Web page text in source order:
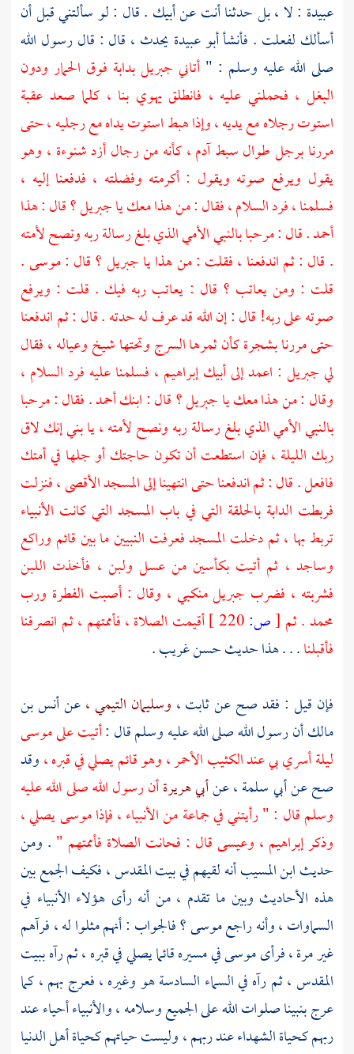
عبيدة : لا ، بل حدثنا أنت عن أبيك . قال : لو سألتني قبل أن
أسألك لفعلت . فأنشأأبو عبيدة يحدث ، قال : قال رسول الله
صلى الله عليه وسلم : " أتاني جبريلبدابة فوق الحمار ودون
البغل ، فحملني عليه ، فانطلق يهوي بنا ، كلما صعد عقبة
استوت رجلاه مع يديه ، وإذا هبط استوت يداه مع رجليه ، حتى
مررنا برجل طوال سبط آدم ، كأنه من رجال أزد شنوءة ، وهو
يقول ويرفع صوته ويقول : أكرمته وفضلته ، فدفعنا إليه ،
فسلمنا ، فرد السلام ، فقال : من هذا معك ياجبريل ؟قال : هذا
أحمد . قال : مرحبا بالنبي الأمي الذي بلغ رسالة ربه ونصح لأمته
. قال : ثم اندفعنا ، فقلت : من هذا ياجبريل ؟قال :موسى.
قلت : ومن يعاتب ؟ قال : يعاتب ربه فيك . قلت : ويرفع
صوته على ربه! قال : إن الله قد عرف له حدته . قال : ثم اندفعنا
حتى مررنا بشجرة كأن ثمرها السرج وتحتها شيخ وعياله ، فقال
ليجبريل : اعمد إلى أبيكإبراهيم ، فسلمنا عليه فرد السلام ،
وقال : من هذا معك ياجبريل ؟قال : ابنك أحمد . فقال : مرحبا
بالنبي الأمي الذي بلغ رسالة ربه ونصح لأمته ، يا بني إنك لاق
ربك الليلة ، فإن استطعت أن تكون حاجتك أو جلها في أمتك
فافعل . قال : ثم اندفعنا حتى انتهينا إلىالمسجد الأقصى ،فنزلت
فربطت الدابة بالحلقة التي في باب المسجد التي كانت الأنبياء
تربط بها ، ثم دخلت المسجد فعرفت النبيين ما بين قائم وراكع
وساجد ، ثم أتيت بكأسين من عسل ولبن ، فأخذت اللبن
فشربته ، فضرب جبريلمنكبي ، وقال : أصبت الفطرة ورب
محمد. ثم [ص:
أقيمت الصلاة ، فأممتهم ، ثم انصرفنا
فأقبلنا. . . هذا حديث حسن غريب .
فإن قيل : فقد صح عنثابت ، وسليمان التيمي ،عنأنس بن
مالكأن رسول الله صلى الله عليه وسلم قال :أتيت علىموسى
ليلة أسري بي عند الكثيب الأحمر ، وهو قائم يصلي في قبره ،وقد
صح عنأبي سلمة ،عنأبي هريرةأن رسول الله صلى الله عليه
وسلم قال : " رأيتني في جماعة من الأنبياء ، فإذاموسىيصلي ،
وذكرإبراهيم ، وعيسىقال : فحانت الصلاة فأممتهم " . ومن
حديثابن المسيبأنه لقيهم فيبيت المقدس ،فكيف الجمع بين
هذه الأحاديث وبين ما تقدم ، من أنه رأى هؤلاء الأنبياء في
السماوات ، وأنه راجعموسى ؟فالجواب : أنهم مثلوا له ، فرآهم
غير مرة ، فرأىموسىفي مسيره قائما يصلي في قبره ، ثم رآهببيت
المقدس ،ثم رآه في السماء السادسة هو وغيره ، فعرج بهم ، كما
عرج بنبينا صلوات الله على الجميع وسلامه ، والأنبياء أحياء عند
ربهم كحياة الشهداء عند ربهم ، وليست حياتهم كحياة أهل الدنيا